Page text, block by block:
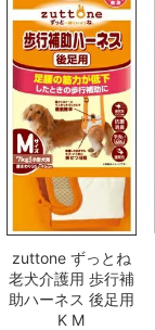
zuttone ずっとね
老犬介護用 歩行補
助ハーネス 後足用
K M